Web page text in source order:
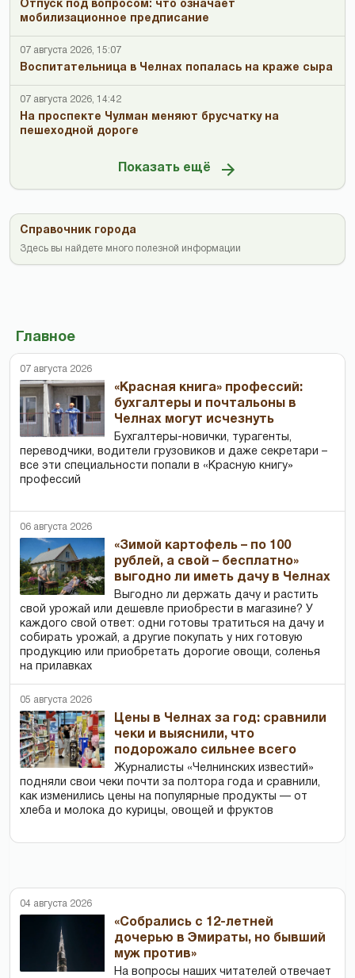
Отпуск под вопросом: что означает
мобилизационное предписание
07 августа 2026, 15:07
Воспитательница в Челнах попалась на краже сыра
07 августа 2026, 14:42
На проспекте Чулман меняют брусчатку на
пешеходной дороге
Показать ещё
Справочник города
Здесь вы найдете много полезной информации
Главное
07 августа 2026
«Красная книга» профессий:
бухгалтеры и почтальоны в
Челнах могут исчезнуть
Бухгалтеры-новички, тур­агенты,
переводчики, водители грузовиков и даже секретари –
все эти специальности попали в «Красную книгу»
профессий
06 августа 2026
«Зимой картофель – по 100
рублей, а свой – бесплатно»
выгодно ли иметь дачу в Челнах
Выгодно ли держать дачу и растить
свой урожай или дешевле приобрести в магазине? У
каждого свой ответ: одни готовы тратиться на дачу и
собирать урожай, а другие покупать у них готовую
продукцию или приобретать дорогие овощи, соленья
на прилавках
05 августа 2026
Цены в Челнах за год: сравнили
чеки и выяснили, что
подорожало сильнее всего
Журналисты «Челнинских известий»
подняли свои чеки почти за полтора года и сравнили,
как изменились цены на популярные продукты — от
хлеба и молока до курицы, овощей и фруктов
04 августа 2026
«Собрались с 12-летней
дочерью в Эмираты, но бывший
муж против»
На вопросы наших читателей отвечает